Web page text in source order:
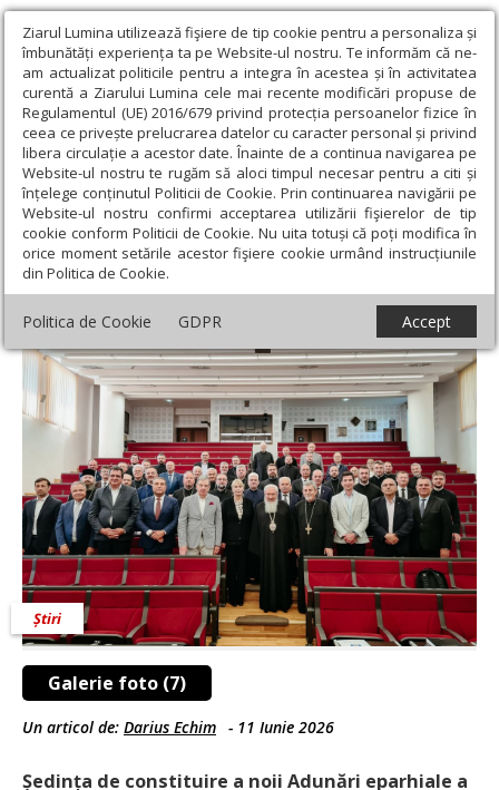
Ziarul Lumina utilizează fişiere de tip cookie pentru a personaliza și
îmbunătăți experiența ta pe Website-ul nostru. Te informăm că ne-
am actualizat politicile pentru a integra în acestea și în activitatea
curentă a Ziarului Lumina cele mai recente modificări propuse de
Regulamentul (UE) 2016/679 privind protecția persoanelor fizice în
ceea ce privește prelucrarea datelor cu caracter personal și privind
libera circulație a acestor date. Înainte de a continua navigarea pe
Website-ul nostru te rugăm să aloci timpul necesar pentru a citi și
înțelege conținutul Politicii de Cookie. Prin continuarea navigării pe
Website-ul nostru confirmi acceptarea utilizării fişierelor de tip
cookie conform Politicii de Cookie. Nu uita totuși că poți modifica în
orice moment setările acestor fişiere cookie urmând instrucțiunile
din Politica de Cookie.
Politica de Cookie GDPR Accept
Ziarul Lumina › Actualitate religioasă › Știri › O nouă Adunare
eparhială a Arhiepiscopiei Vadului, Feleacului și Clujului
O nouă Adunare eparhială a Arhiepiscopiei
Vadului, Feleacului și Clujului
Galerie foto (7)
Știri
Un articol de: Darius Echim - 11 Iunie 2026
Ședința de constituire a noii Adunări eparhiale a